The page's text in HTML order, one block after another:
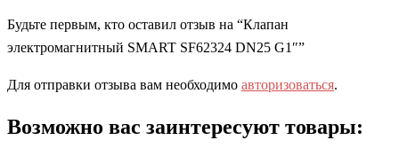
Будьте первым, кто оставил отзыв на “Клапан
электромагнитный SMART SF62324 DN25 G1″”
Для отправки отзыва вам необходимо авторизоваться.
Возможно вас заинтересуют товары: